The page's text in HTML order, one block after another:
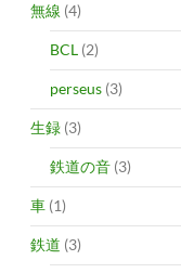
無線 (4)
BCL (2)
perseus (3)
生録 (3)
鉄道の音 (3)
車 (1)
鉄道 (3)